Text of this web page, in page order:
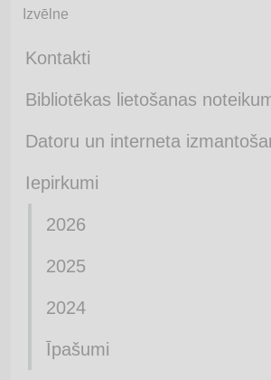
Izvēlne
Kontakti
Bibliotēkas lietošanas
Datoru un interneta
Iepirkumi
2026
2025
2024
Īpašumi